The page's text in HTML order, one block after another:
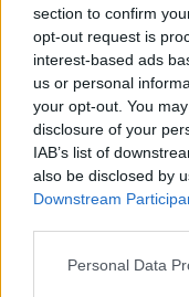
section to confirm
opt-out request is
interest-based ads
us or personal
your opt-out. You
disclosure of your
IAB’s list of
also be disclosed by
Downstream
Personal Data
Jaime Báez
Futbolista
Cumple 31 años
Sam Fender
Cantautor y
Maggie Rogers